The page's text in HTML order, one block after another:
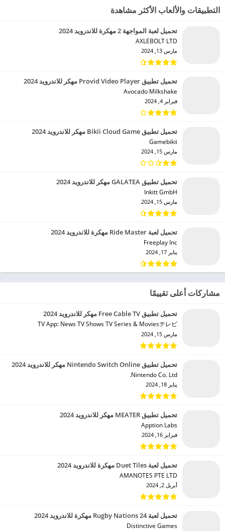
التطبيقات والألعاب الأكثر مشاهدة
تحميل لعبة المواجهة 2 مهكرة للاندرويد 2024
AXLEBOLT LTD‏
مارس 13, 2024
تحميل تطبيق Provid Video Player مهكر للاندرويد 2024
Avocado Milkshake‏
فبراير 4, 2024
تحميل تطبيق Bikii Cloud Game مهكر للاندرويد 2024
Gamebikii‏
مارس 15, 2024
تحميل تطبيق GALATEA مهكر للاندرويد 2024
Inkitt GmbH‏
مارس 15, 2024
تحميل لعبة Ride Master مهكرة للاندرويد 2024
Freeplay Inc‏
يناير 17, 2024
مشاركات أعلى تقييمًا
تحميل تطبيق Free Cable TV مهكر للاندرويد 2024
TV App: News TV Shows TV Series & Moviesテレビ‏
مارس 15, 2024
تحميل تطبيق Nintendo Switch Online مهكر للاندرويد 2024
Nintendo Co. Ltd.‏
يناير 18, 2024
تحميل تطبيق MEATER مهكر للاندرويد 2024
Apption Labs‏
فبراير 16, 2024
تحميل لعبة Duet Tiles مهكرة للاندرويد 2024
AMANOTES PTE LTD‏
أبريل 2, 2024
تحميل لعبة Rugby Nations 24 مهكرة للاندرويد 2024
Distinctive Games‏